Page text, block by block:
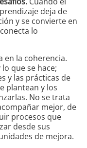
deja de
y se convierte en
lo
en la coherencia.
que se hace;
y las prácticas de
plantean y los
No se trata
mejor, de
procesos que
desde sus
de mejora.